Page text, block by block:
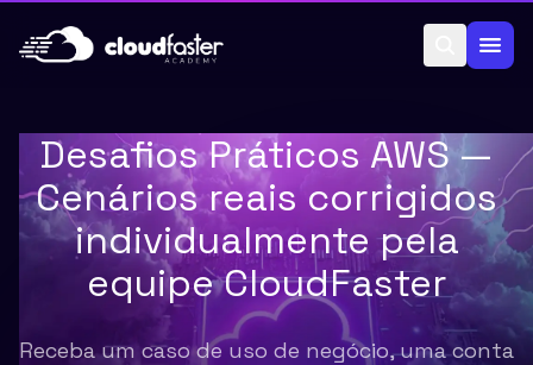
Desafios Práticos AWS —
Cenários reais corrigidos
individualmente pela
equipe CloudFaster
Receba um caso de uso de negócio, uma conta